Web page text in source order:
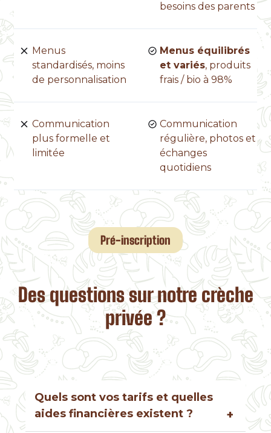
besoins des parents
Menus
standardisés, moins
de personnalisation
Menus équilibrés
et variés, produits
frais / bio à 98%
Communication
plus formelle et
limitée
Communication
régulière, photos et
échanges
quotidiens
Pré-inscription
Des questions sur notre crèche
privée ?
Quels sont vos tarifs et quelles
aides financières existent ?